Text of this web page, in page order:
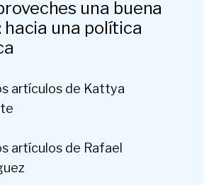
una buena
hacia una política
artículos de Kattya
artículos de Rafael